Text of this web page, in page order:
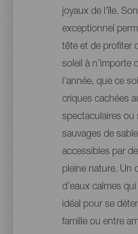
joyaux de l’île.
exceptionnel
tête et de profiter
soleil à n’importe
l’année, que ce
criques cachées
spectaculaires ou
sauvages de
accessibles par
pleine nature. Un
d’eaux calmes
idéal pour se
famille ou entre